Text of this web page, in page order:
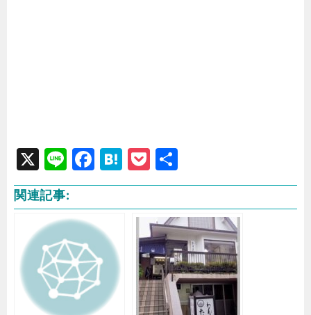
X
Li
n
e
F
a
c
e
b
o
o
H
at
e
P
o
c
k
e
t
有
関連記事: